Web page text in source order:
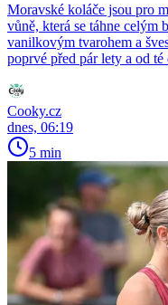
Moravské koláče jsou pro
vůně, která se táhne celým
vanilkovým tvarohem a
poprvé před pár lety a od
Cooky.cz
dnes, 06:19
5 min